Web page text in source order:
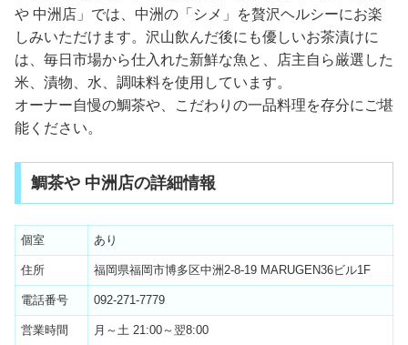
や 中洲店」では、中洲の「シメ」を贅沢ヘルシーにお楽
しみいただけます。沢山飲んだ後にも優しいお茶漬けに
は、毎日市場から仕入れた新鮮な魚と、店主自ら厳選した
米、漬物、水、調味料を使用しています。
オーナー自慢の鯛茶や、こだわりの一品料理を存分にご堪
能ください。
鯛茶や 中洲店の詳細情報
個室 あり
住所 福岡県福岡市博多区中洲2-8-19 MARUGEN36ビル1F
電話番号 092-271-7779
営業時間 月～土 21:00～翌8:00